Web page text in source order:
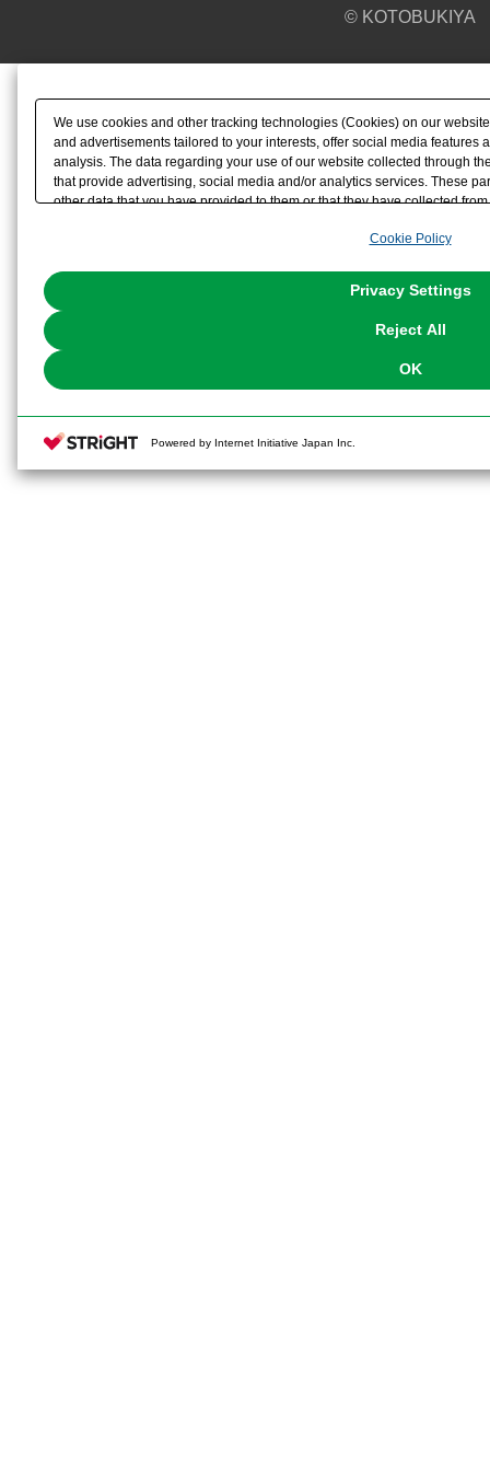
© KOTOBUKIYA
We use cookies and other tracking technologies (Cookies) on our
and advertisements tailored to your interests, offer social media features
analysis. The data regarding your use of our website collected through
that provide advertising, social media and/or analytics services. These
other data that you have provided to them or that they have collected
the use of all Cookies except for Strictly Necessary Cookies, please
You can change your consent or rejection settings at any time via
Cookie Policy
Privacy Settings
Reject All
OK
Powered by Internet Initiative Japan Inc.